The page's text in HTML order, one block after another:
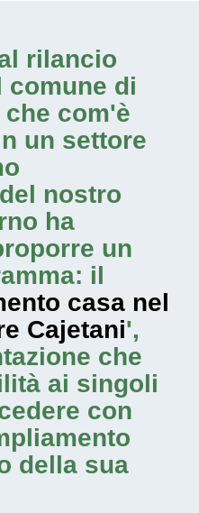
rilancio
comune di
che com'è
un settore
nostro
ha
un
il
casa nel
Cajetani',
che
ai singoli
con
della sua